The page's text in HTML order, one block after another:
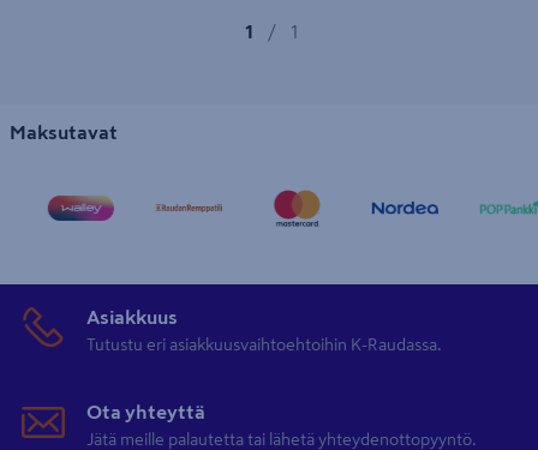
1 / 1
Maksutavat
Asiakkuus
Tutustu eri asiakkuusvaihtoehtoihin K-Raudassa.
Ota yhteyttä
Jätä meille palautetta tai lähetä yhteydenottopyyntö.